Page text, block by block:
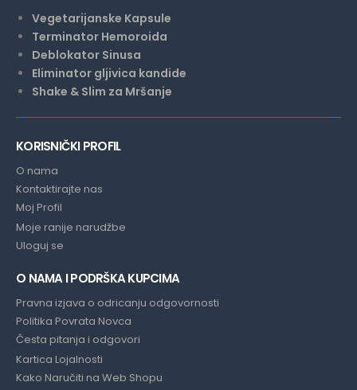
Vegetarijanske Kapsule
Terminator Hemoroida
Deblokator Sinusa
Eliminator gljivica kandide
Shake & Slim za Mršanje
KORISNIČKI PROFIL
O nama
Kontaktirajte nas
Moj Profil
Moje ranije narudžbe
Uloguj se
O NAMA I PODRŠKA KUPCIMA
Pravna izjava o odricanju odgovornosti
Politika Povrata Novca
Česta pitanja i odgovori
Kartica Lojalnosti
Kako Naručiti na Web Shopu